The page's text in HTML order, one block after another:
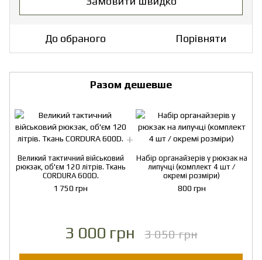
До обраного Порівняти
Разом дешевше
Великий тактичний військовий
рюкзак, об'єм 120 літрів. Ткань
CORDURA 600D.
1 750 грн
Набір органайзерів у рюкзак на
липучці (комплект 4 шт /
окремі розміри)
800 грн
3 000 грн 3 050 грн